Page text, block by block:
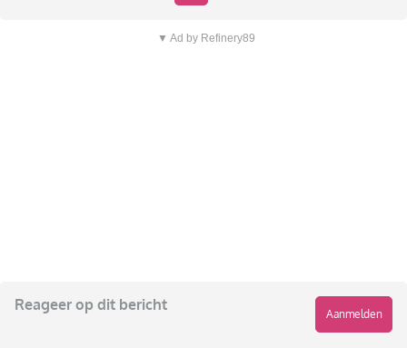
▼ Ad by Refinery89
Reageer op dit bericht
Aanmelden